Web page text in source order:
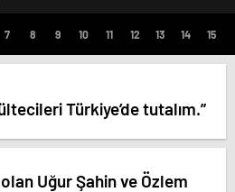
Türkiye’de tutalım.”
Uğur Şahin ve Özlem